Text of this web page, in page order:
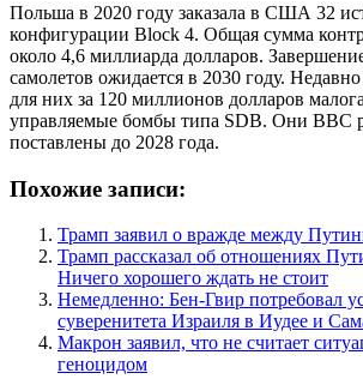
Польша в 2020 году заказала в США 32
конфигурации Block 4. Общая сумма
около 4,6 миллиарда долларов.
самолетов ожидается в 2030 году.
для них за 120 миллионов долларов
управляемые бомбы типа SDB. Они ВВС
поставлены до 2028 года.
Похожие записи:
Трамп заявил о вражде между
Трамп рассказал об отношениях
Ничего хорошего ждать не стоит
Немедленно: Бен-Гвир потребовал
суверенитета Израиля в Иудее и
Макрон заявил, что не считает
геноцидом